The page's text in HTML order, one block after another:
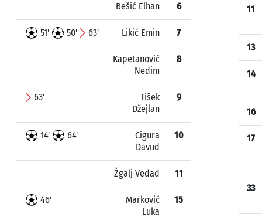
Bešić Elhan 6
51' 50' 63' Likić Emin 7
Kapetanović
Nedim
8
63'
Fišek
Džejlan
9
14' 64'
Cigura
Davud
10
Žgalj Vedad 11
46'
Marković
Luka
15
11
13
14
16
17
33